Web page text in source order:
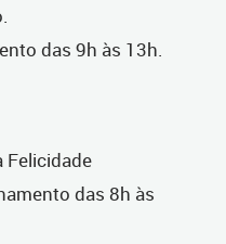
das 9h às 13h.
Felicidade
das 8h às